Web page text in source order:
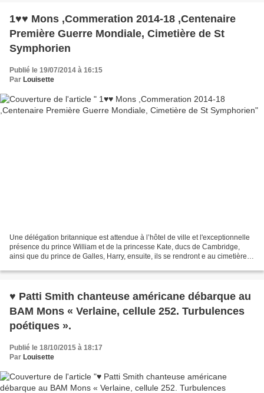
1♥♥ Mons ,Commeration 2014-18 ,Centenaire
Première Guerre Mondiale, Cimetière de St
Symphorien
Publié le 19/07/2014 à 16:15
Par Louisette
Une délégation britannique est attendue à l’hôtel de ville et l'exceptionnelle
présence du prince William et de la princesse Kate, ducs de Cambridge,
ainsi que du prince de Galles, Harry, ensuite, ils se rendront e au cimetière
♥ Patti Smith chanteuse américane débarque au
BAM Mons « Verlaine, cellule 252. Turbulences
poétiques ».
Publié le 18/10/2015 à 18:17
Par Louisette